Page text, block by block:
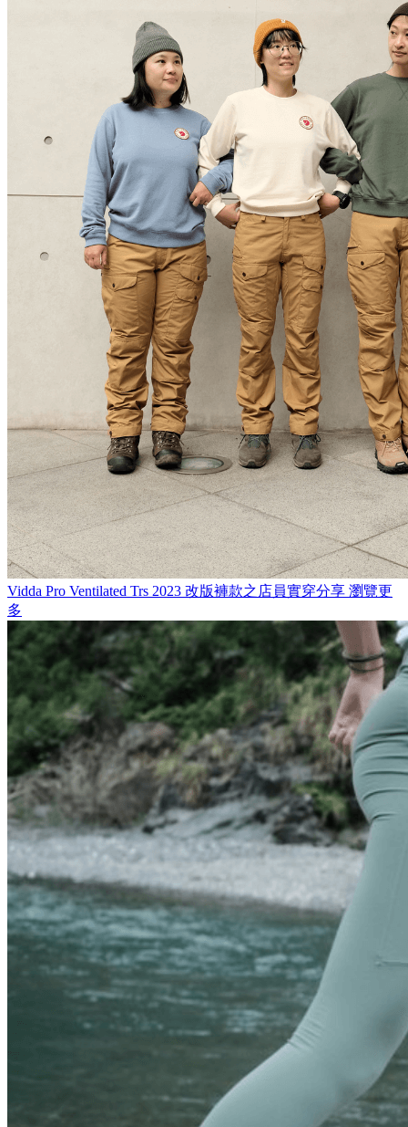
Vidda Pro Ventilated Trs 2023 改版褲款之店員實穿分享 瀏覽更
多